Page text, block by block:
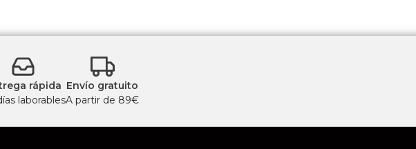
rápida
laborables
Envío gratuito
A partir de 89€